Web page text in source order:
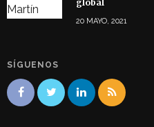
global
20 MAYO, 2021
SÍGUENOS